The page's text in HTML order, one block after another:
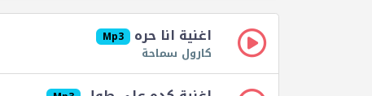
اغنية انا حره Mp3
كارول سماحة